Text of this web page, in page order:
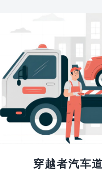
穿越者汽车